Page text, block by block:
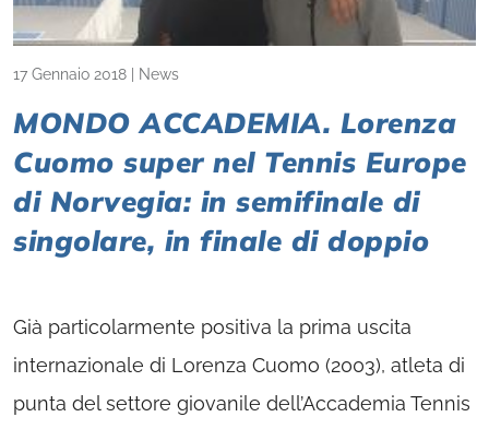
17 Gennaio 2018 News
MONDO ACCADEMIA. Lorenza
Cuomo super nel Tennis Europe
di Norvegia: in semifinale di
singolare, in finale di doppio
Già particolarmente positiva la prima uscita
internazionale di Lorenza Cuomo (2003), atleta di
punta del settore giovanile dell’Accademia Tennis